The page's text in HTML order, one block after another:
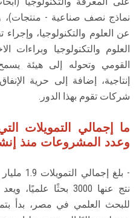
نماذج نصف صناعية - منتجات)،
عن العلوم والتكنولوجيا،
العلوم والتكنولوجيا وبراءات
القومي وتحوله إلى هيئة
إنتاجية، إضافة إلى حرية
شركات تقوم بهذا الدور.
ما إجمالي التمويلات
وعدد المشروعات منذ إنشائه
نتج عنها 3000 بحثًا